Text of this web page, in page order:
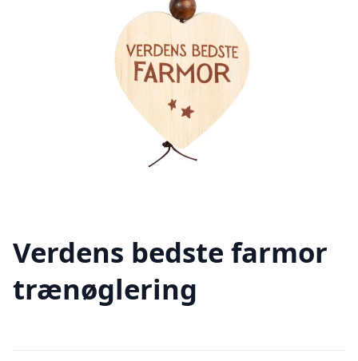
Verdens bedste farmor
trænøglering